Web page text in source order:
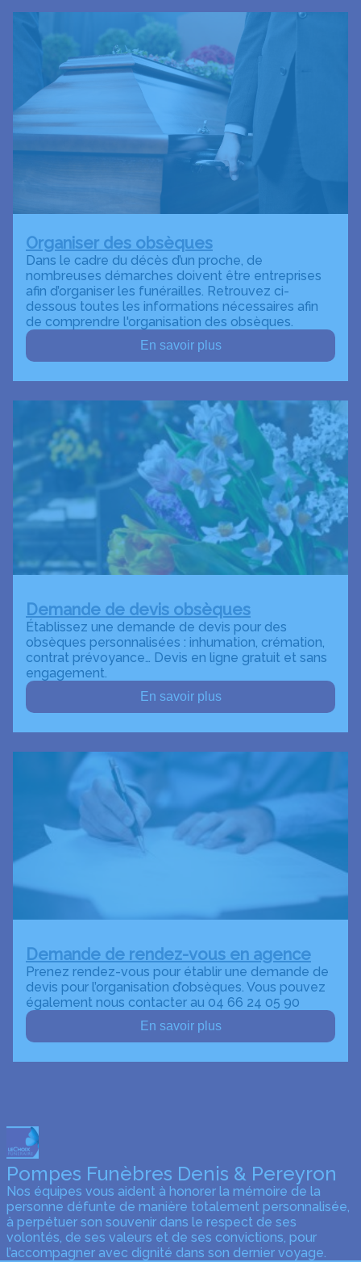
Organiser des obsèques
Dans le cadre du décès d’un proche, de
nombreuses démarches doivent être entreprises
afin d’organiser les funérailles. Retrouvez ci-
dessous toutes les informations nécessaires afin
de comprendre l'organisation des obsèques.
En savoir plus
Demande de devis obsèques
Établissez une demande de devis pour des
obsèques personnalisées : inhumation, crémation,
contrat prévoyance… Devis en ligne gratuit et sans
engagement.
En savoir plus
Demande de rendez-vous en agence
Prenez rendez-vous pour établir une demande de
devis pour l’organisation d’obsèques. Vous pouvez
également nous contacter au 04 66 24 05 90
En savoir plus
Pompes Funèbres Denis & Pereyron
Nos équipes vous aident à honorer la mémoire de la
personne défunte de manière totalement personnalisée,
à perpétuer son souvenir dans le respect de ses
volontés, de ses valeurs et de ses convictions, pour
l’accompagner avec dignité dans son dernier voyage.